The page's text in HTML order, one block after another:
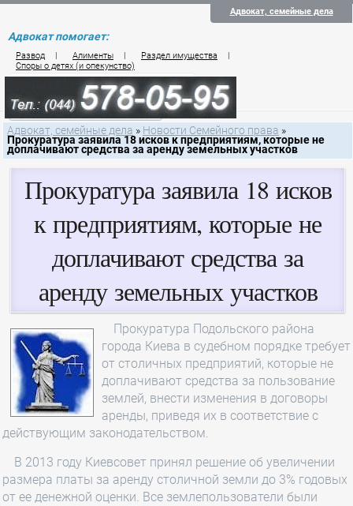
Адвокат, семейные дела
Адвокат помогает:
Развод | Алименты | Раздел имущества
|
Споры о детях (и опекунство)
Цены на услуги по семейному праву
Контакты семейного юриста
Адвокат, семейные дела » Новости Семейного права »
Прокуратура заявила 18 исков к предприятиям, которые не
доплачивают средства за аренду земельных участков
Прокуратура заявила 18 исков
к предприятиям, которые не
доплачивают средства за
аренду земельных участков
Прокуратура Подольского района
города Киева в судебном порядке требует
от столичных предприятий, которые не
доплачивают средства за пользование
землей, внести изменения в договоры
аренды, приведя их в соответствие с
действующим законодательством.
В 2013 году Киевсовет принял решение об увеличении
размера платы за аренду столичной земли до 3% годовых
от ее денежной оценки. Все землепользователи были